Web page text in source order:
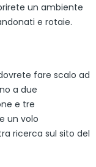
un ambiente
e rotaie.
fare scalo ad
a due
e tre
un volo
ricerca sul sito del